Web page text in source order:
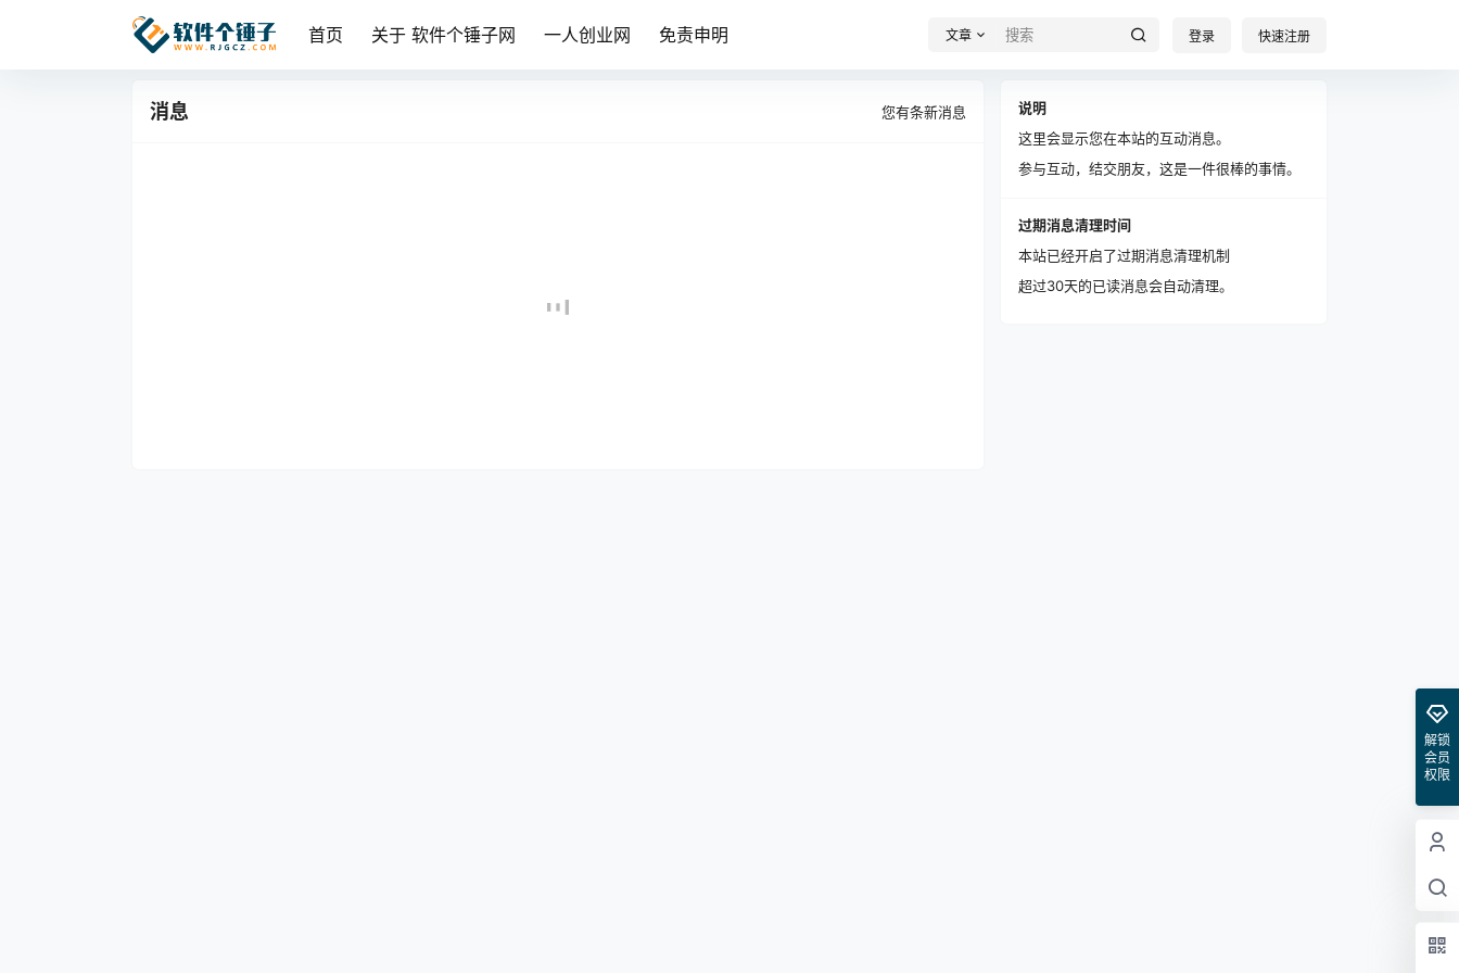
首页 关于 软件个锤子网 一人创业网 免责申明 文章 登录 快速注册
消息 您有条新消息
说明
这里会显示您在本站的互动消息。
参与互动，结交朋友，这是一件很棒的事情。
过期消息清理时间
本站已经开启了过期消息清理机制
超过30天的已读消息会自动清理。
解锁
会员
权限